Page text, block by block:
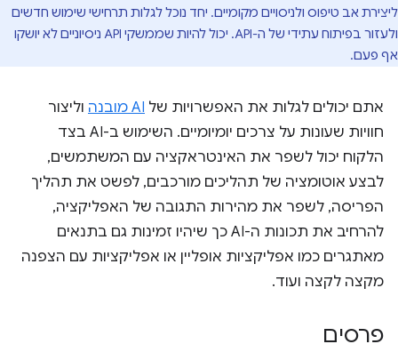
ליצירת אב טיפוס ולניסויים מקומיים. יחד נוכל לגלות תרחישי שימוש חדשים
ולעזור בפיתוח עתידי של ה-API. יכול להיות שממשקי API ניסיוניים לא יושקו
אף פעם.
אתם יכולים לגלות את האפשרויות של AI מובנה
וליצור
חוויות שעונות על צרכים יומיומיים. השימוש ב-AI בצד
הלקוח יכול לשפר את האינטראקציה עם המשתמשים,
לבצע אוטומציה של תהליכים מורכבים, לפשט את תהליך
הפריסה, לשפר את מהירות התגובה של האפליקציה,
להרחיב את תכונות ה-AI כך שיהיו זמינות גם בתנאים
מאתגרים כמו אפליקציות אופליין או אפליקציות עם הצפנה
מקצה לקצה ועוד.
פרסים